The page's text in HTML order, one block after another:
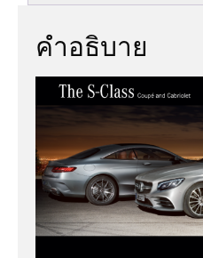
คำอธิบาย